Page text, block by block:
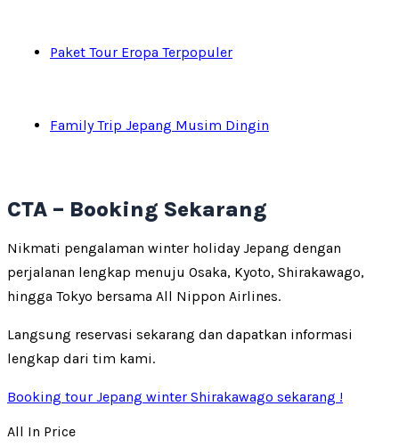
Paket Tour Eropa Terpopuler
Family Trip Jepang Musim Dingin
CTA – Booking Sekarang
Nikmati pengalaman winter holiday Jepang dengan
perjalanan lengkap menuju Osaka, Kyoto, Shirakawago,
hingga Tokyo bersama All Nippon Airlines.
Langsung reservasi sekarang dan dapatkan informasi
lengkap dari tim kami.
Booking tour Jepang winter Shirakawago sekarang !
All In Price